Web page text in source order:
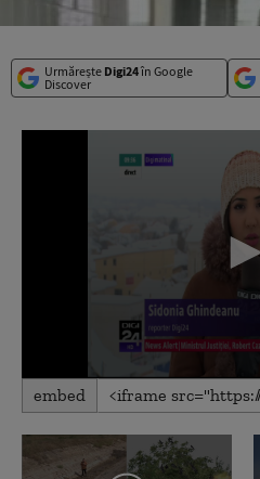
Urmărește Digi24în Google
Discover
0
seconds
44
seconds
embed